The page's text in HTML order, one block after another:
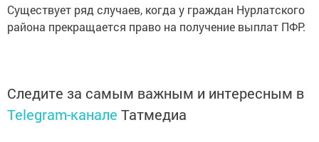
Существует ряд случаев, когда у граждан Нурлатского
района прекращается право на получение выплат ПФР.
Следите за самым важным и интересным в
Telegram-канале Татмедиа